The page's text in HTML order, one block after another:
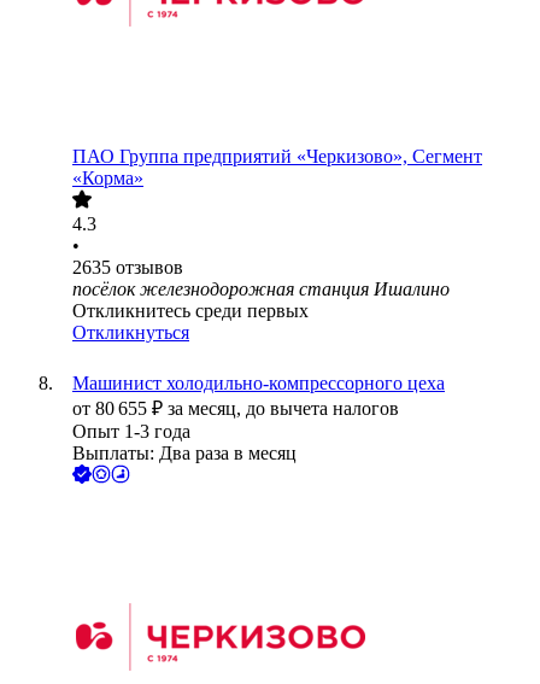
ПАО Группа предприятий «Черкизово», Сегмент
«Корма»
4.3
•
2635 отзывов
посёлок железнодорожная станция Ишалино
Откликнитесь среди первых
Откликнуться
Машинист холодильно-компрессорного цеха
от 80 655 ₽ за месяц, до вычета налогов
Опыт 1-3 года
Выплаты: Два раза в месяц